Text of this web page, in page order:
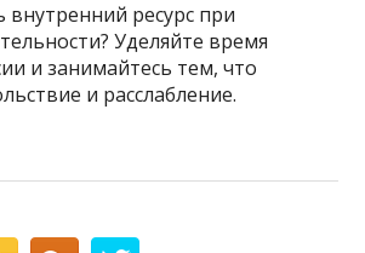
внутренний ресурс при
Уделяйте время
и занимайтесь тем, что
и расслабление.